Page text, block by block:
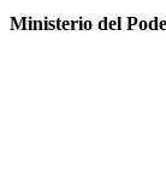
Ministerio del